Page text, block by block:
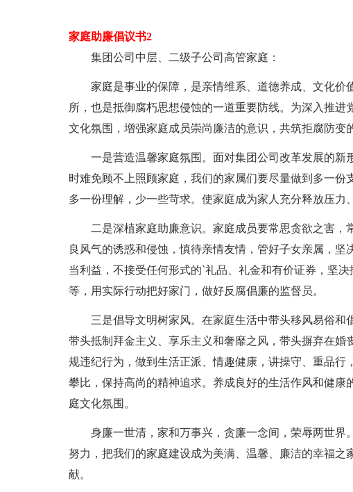
家庭助廉倡议书2
集团公司中层、二级子公司高管家庭：
家庭是事业的保障，是亲情维系、道德养成、文化
所，也是抵御腐朽思想侵蚀的一道重要防线。为深入推
文化氛围，增强家庭成员崇尚廉洁的意识，共筑拒腐防变
一是营造温馨家庭氛围。面对集团公司改革发展的
时难免顾不上照顾家庭，我们的家属们要尽量做到多一份
多一份理解，少一些苛求。使家庭成为家人充分释放压力
二是深植家庭助廉意识。家庭成员要常思贪欲之害
良风气的诱惑和侵蚀，慎待亲情友情，管好子女亲属，
当利益，不接受任何形式的`礼品、礼金和有价证券，坚
等，用实际行动把好家门，做好反腐倡廉的监督员。
三是倡导文明树家风。在家庭生活中带头移风易俗和
带头抵制拜金主义、享乐主义和奢靡之风，带头摒弃在
规违纪行为，做到生活正派、情趣健康，讲操守、重品行
攀比，保持高尚的精神追求。养成良好的生活作风和健
庭文化氛围。
身廉一世清，家和万事兴，贪廉一念间，荣辱两世界
努力，把我们的家庭建设成为美满、温馨、廉洁的幸福
献。